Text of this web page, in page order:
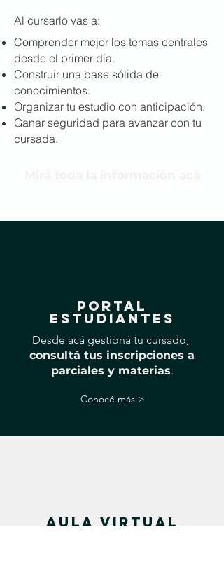
Al cursarlo vas a:
Comprender mejor los temas centrales
desde el primer día.
Construir una base sólida de
conocimientos.
Organizar tu estudio con anticipación.
Ganar seguridad para avanzar con tu
cursada.
PORTAL
ESTUDIANTES
Desde acá gestioná tu cursado,
consultá tus inscripciones a
parciales y materias.
Conocé más >
AULA VIRTUAL